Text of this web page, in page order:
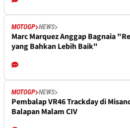
MOTOGP NEWS
Marc Marquez Anggap Bagnaia
yang Bahkan Lebih Baik"
MOTOGP NEWS
Pembalap VR46 Trackday di
Balapan Malam CIV